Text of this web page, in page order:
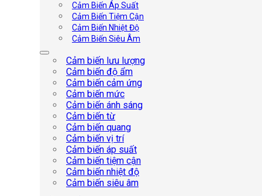
Cảm Biến Áp Suất
Cảm Biến Tiệm Cận
Cảm Biến Nhiệt Độ
Cảm Biến Siêu Âm
Cảm biến lưu lượng
Cảm biến độ ẩm
Cảm biến cảm ứng
Cảm biến mức
Cảm biến ánh sáng
Cảm biến từ
Cảm biến quang
Cảm biến vị trí
Cảm biến áp suất
Cảm biến tiệm cận
Cảm biến nhiệt độ
Cảm biến siêu âm